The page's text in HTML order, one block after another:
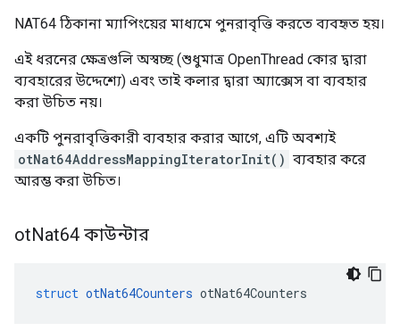
NAT64 ঠিকানা ম্যাপিংয়ের মাধ্যমে পুনরাবৃত্তি করতে ব্যবহৃত হয়।
এই ধরনের ক্ষেত্রগুলি অস্বচ্ছ (শুধুমাত্র OpenThread কোর দ্বারা
ব্যবহারের উদ্দেশ্যে) এবং তাই কলার দ্বারা অ্যাক্সেস বা ব্যবহার
করা উচিত নয়।
একটি পুনরাবৃত্তিকারী ব্যবহার করার আগে, এটি অবশ্যই
otNat64AddressMappingIteratorInit() ব্যবহার করে
আরম্ভ করা উচিত।
otNat64 কাউন্টার
struct otNat64Counters otNat64Counters